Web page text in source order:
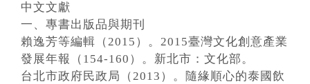
中文文獻
一、專書出版品與期刊
賴逸芳等編輯（2015）。2015臺灣文化創意產業
發展年報（154-160）。新北市：文化部。
台北市政府民政局（2013）。隨緣順心的泰國飲